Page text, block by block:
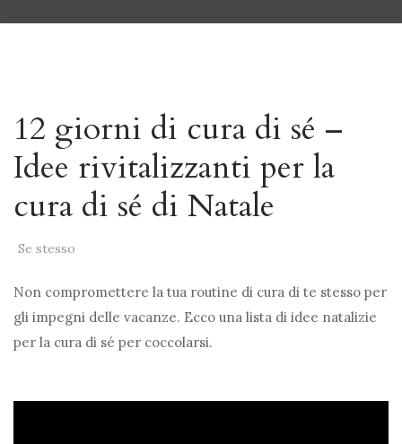
12 giorni di cura di sé –
Idee rivitalizzanti per la
cura di sé di Natale
Se stesso
Non compromettere la tua routine di cura di te stesso per
gli impegni delle vacanze. Ecco una lista di idee natalizie
per la cura di sé per coccolarsi.